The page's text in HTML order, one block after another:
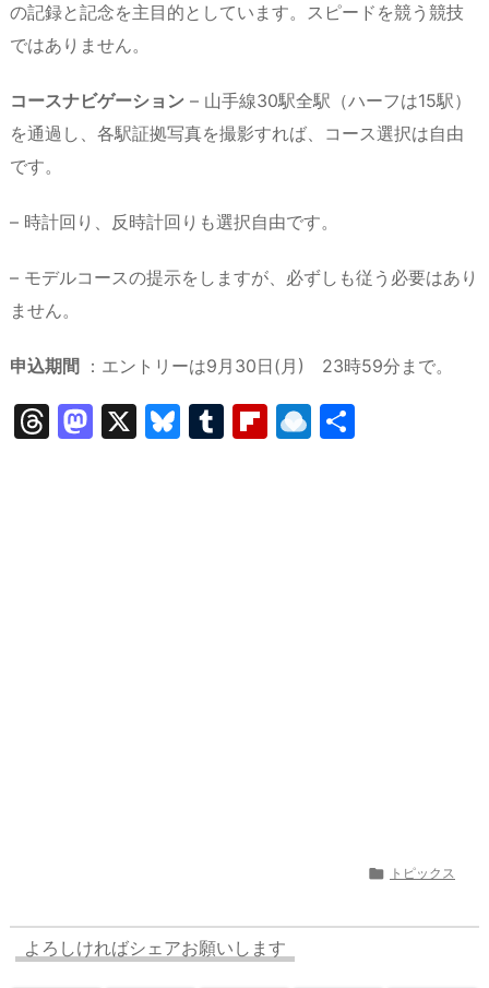
の記録と記念を主目的としています。スピードを競う競技
ではありません。
コースナビゲーション – 山手線30駅全駅（ハーフは15駅）
を通過し、各駅証拠写真を撮影すれば、コース選択は自由
です。
– 時計回り、反時計回りも選択自由です。
– モデルコースの提示をしますが、必ずしも従う必要はあり
ません。
申込期間 ：エントリーは9月30日(月) 23時59分まで。
T
M X
Bl T
Fl R
 トピックス
よろしければシェアお願いします